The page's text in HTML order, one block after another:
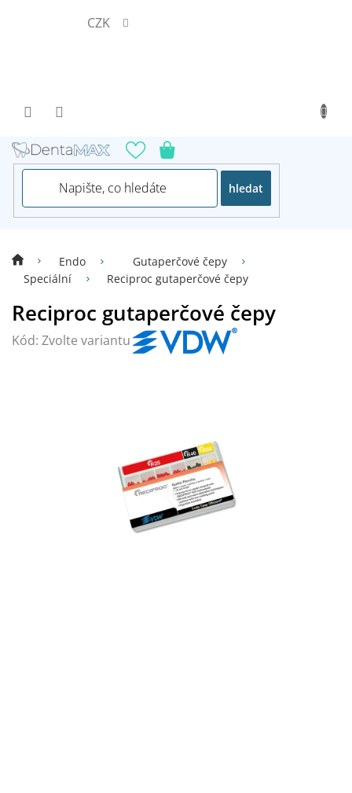
CZK
hledat
Endo
Gutaperčové čepy
Speciální
Reciproc gutaperčové čepy
Reciproc gutaperčové čepy
Kód: Zvolte variantu